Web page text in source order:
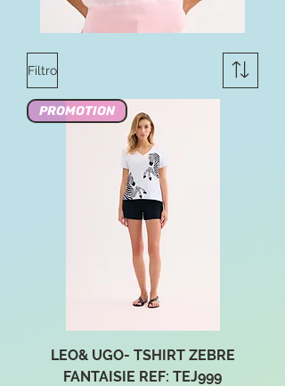
Filtro
PROMOTION
LEO& UGO- TSHIRT ZEBRE
FANTAISIE REF: TEJ999